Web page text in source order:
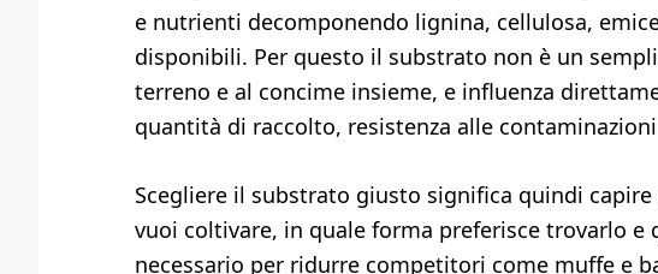
e nutrienti decomponendo lignina, cellulosa,
disponibili. Per questo il substrato non è un
terreno e al concime insieme, e influenza
quantità di raccolto, resistenza alle
Scegliere il substrato giusto significa quindi capire
vuoi coltivare, in quale forma preferisce trovarlo e
necessario per ridurre competitori come muffe e